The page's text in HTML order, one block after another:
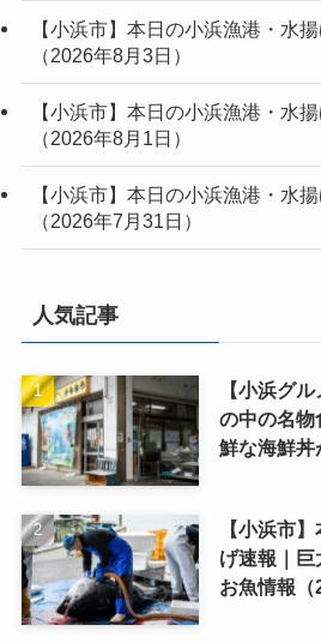
【小浜市】本日の小浜漁港・水
（2026年8月3日）
【小浜市】本日の小浜漁港・水
（2026年8月1日）
【小浜市】本日の小浜漁港・水
（2026年7月31日）
人気記事
【小浜グ
の中の名物
鮮な海鮮丼
【小浜市
げ速報｜巨
お魚情報（